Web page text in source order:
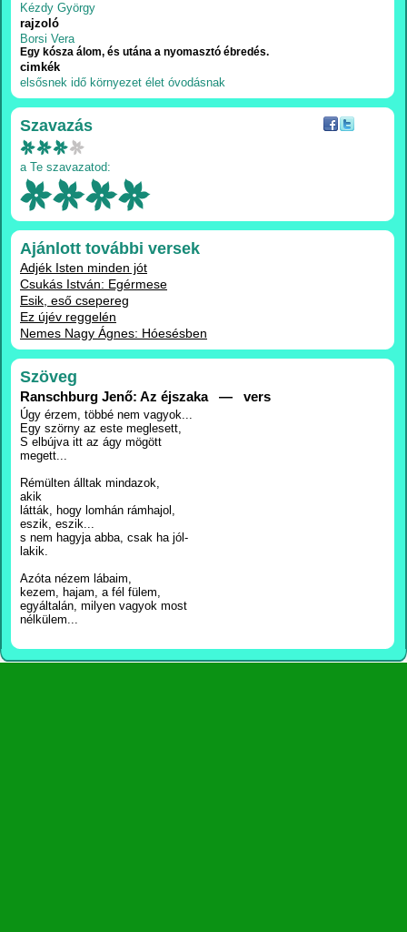
Kézdy György
rajzoló
Borsi Vera
Egy kósza álom, és utána a nyomasztó ébredés.
cimkék
elsősnek idő környezet élet óvodásnak
Szavazás
a Te szavazatod:
Ajánlott további versek
Adjék Isten minden jót
Csukás István: Egérmese
Esik, eső csepereg
Ez újév reggelén
Nemes Nagy Ágnes: Hóesésben
Szöveg
Ranschburg Jenő: Az éjszaka — vers
Úgy érzem, többé nem vagyok...
Egy szörny az este meglesett,
S elbújva itt az ágy mögött
megett...
Rémülten álltak mindazok,
akik
látták, hogy lomhán rámhajol,
eszik, eszik...
s nem hagyja abba, csak ha jól-
lakik.
Azóta nézem lábaim,
kezem, hajam, a fél fülem,
egyáltalán, milyen vagyok most
nélkülem...